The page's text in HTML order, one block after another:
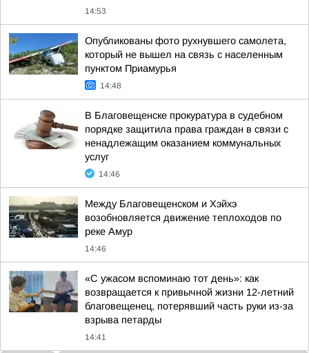
14:53
Опубликованы фото рухнувшего самолета,
который не вышел на связь с населенным
пунктом Приамурья
14:48
В Благовещенске прокуратура в судебном
порядке защитила права граждан в связи с
ненадлежащим оказанием коммунальных
услуг
14:46
Между Благовещенском и Хэйхэ
возобновляется движение теплоходов по
реке Амур
14:46
«С ужасом вспоминаю тот день»: как
возвращается к привычной жизни 12-летний
благовещенец, потерявший часть руки из-за
взрыва петарды
14:41